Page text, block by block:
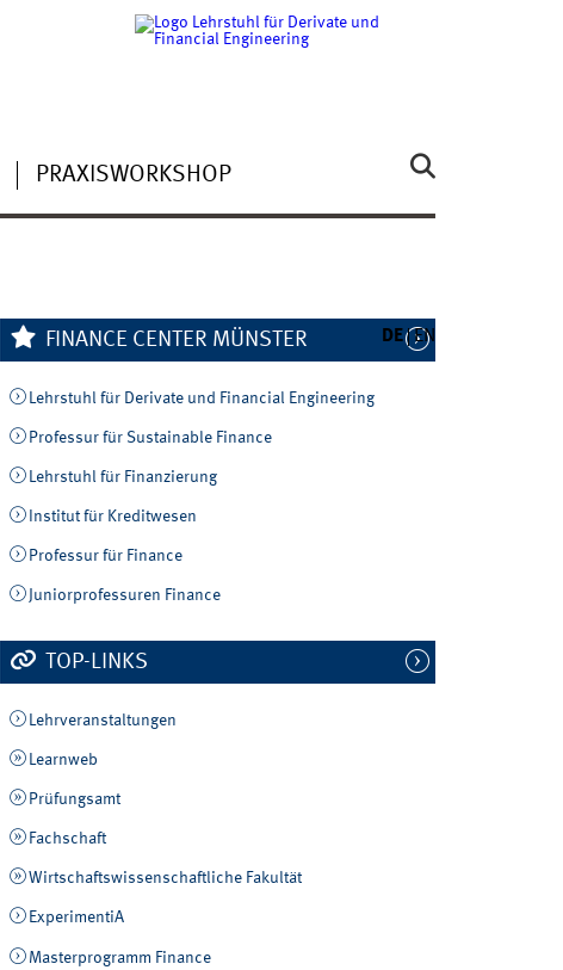
PRAXISWORKSHOP
DE EN
FINANCE CENTER MÜNSTER
Lehrstuhl für Derivate und Financial Engineering
Professur für Sustainable Finance
Lehrstuhl für Finanzierung
Institut für Kreditwesen
Professur für Finance
Juniorprofessuren Finance
TOP-LINKS
Lehrveranstaltungen
Learnweb
Prüfungsamt
Fachschaft
Wirtschaftswissenschaftliche Fakultät
ExperimentiA
Masterprogramm Finance